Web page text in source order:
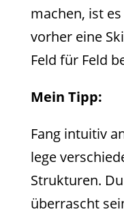
machen, ist
vorher eine
Feld für Feld
Mein Tipp:
Fang intuitiv
lege
Strukturen.
überrascht